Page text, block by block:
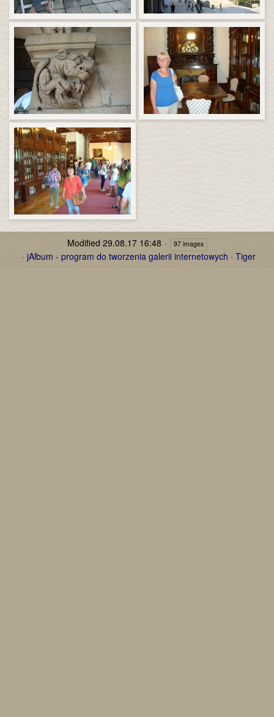
Modified 29.08.17 16:48 97 images
jAlbum - program do tworzenia galerii internetowych · Tiger